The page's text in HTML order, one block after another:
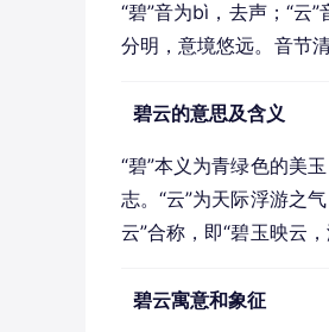
“碧”音为bì，去声；“云
分明，意境悠远。音节
碧云的意思及含义
“碧”本义为青绿色的美
志。“云”为天际浮游之
云”合称，即“碧玉映云
碧云寓意和象征